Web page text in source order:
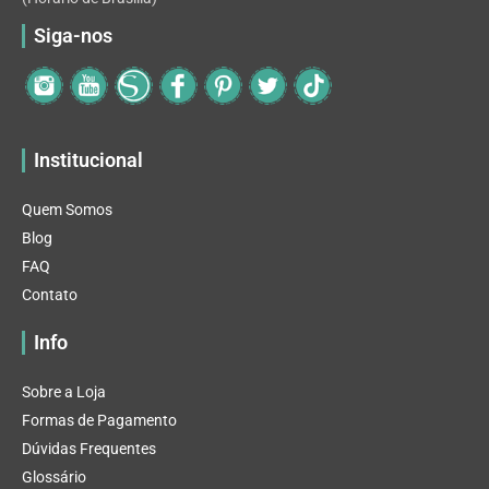
Siga-nos
Institucional
Quem Somos
Blog
FAQ
Contato
Info
Sobre a Loja
Formas de Pagamento
Dúvidas Frequentes
Glossário